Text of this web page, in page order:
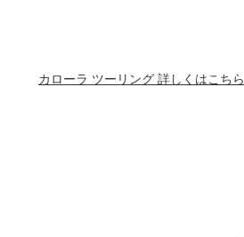
カローラ ツーリング 詳しくはこちら